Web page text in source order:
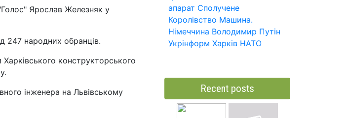
Ярослав Железняк у
247 народних обранців.
конструкторського
інженера на Львівському
апарат Сполучене
Королівство Машина.
Німеччина Володимир Путін
Укрінформ Харків НАТО
Recent posts